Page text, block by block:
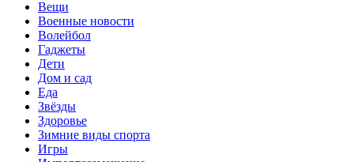
Вещи
Военные новости
Волейбол
Гаджеты
Дети
Дом и сад
Еда
Звёзды
Здоровье
Зимние виды спорта
Игры